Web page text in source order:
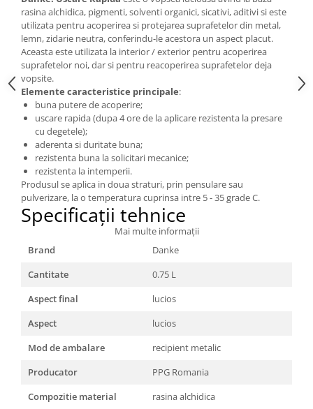
rasina alchidica, pigmenti, solventi organici, sicativi, aditivi si este
utilizata pentru acoperirea si protejarea suprafetelor din metal,
lemn, zidarie neutra, conferindu-le acestora un aspect placut.
Aceasta este utilizata la interior / exterior pentru acoperirea
suprafetelor noi, dar si pentru reacoperirea suprafetelor deja
vopsite.
Elemente caracteristice principale:
buna putere de acoperire;
uscare rapida (dupa 4 ore de la aplicare rezistenta la presare
cu degetele);
aderenta si duritate buna;
rezistenta buna la solicitari mecanice;
rezistenta la intemperii.
Produsul se aplica in doua straturi, prin pensulare sau
pulverizare, la o temperatura cuprinsa intre 5 - 35 grade C.
Specificații tehnice
Mai multe informații
Brand
Danke
Cantitate
0.75 L
Aspect final
lucios
Aspect
lucios
Mod de ambalare
recipient metalic
Producator
PPG Romania
Compozitie material
rasina alchidica